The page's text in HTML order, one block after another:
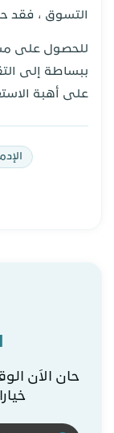
التسوق ، فقد
للحصول على
ببساطة إلى
على أهبة
حان الاَن